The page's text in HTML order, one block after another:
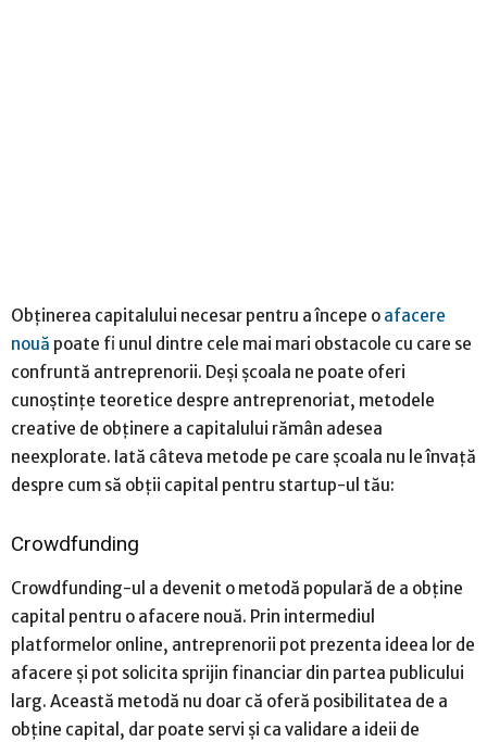
Obținerea capitalului necesar pentru a începe o afacere
nouă poate fi unul dintre cele mai mari obstacole cu care se
confruntă antreprenorii. Deși școala ne poate oferi
cunoștințe teoretice despre antreprenoriat, metodele
creative de obținere a capitalului rămân adesea
neexplorate. Iată câteva metode pe care școala nu le învață
despre cum să obții capital pentru startup-ul tău:
Crowdfunding
Crowdfunding-ul a devenit o metodă populară de a obține
capital pentru o afacere nouă. Prin intermediul
platformelor online, antreprenorii pot prezenta ideea lor de
afacere și pot solicita sprijin financiar din partea publicului
larg. Această metodă nu doar că oferă posibilitatea de a
obține capital, dar poate servi și ca validare a ideii de